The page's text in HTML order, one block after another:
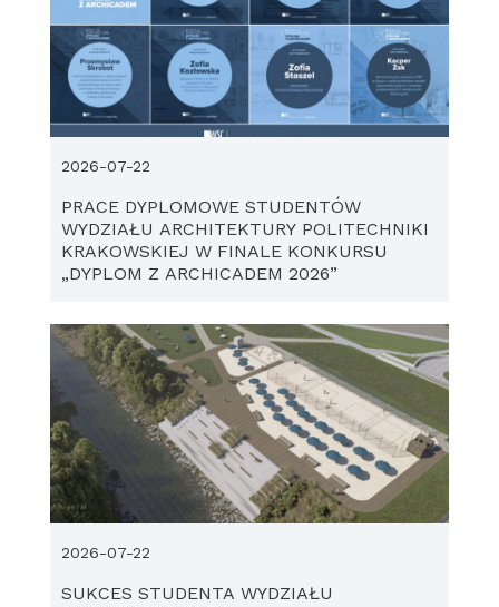
PRACE DYPLOMOWE STUDENTÓW
WYDZIAŁU ARCHITEKTURY POLITECHNIKI
KRAKOWSKIEJ W FINALE KONKURSU
„DYPLOM Z ARCHICADEM 2026”
2026-07-22
SUKCES STUDENTA WYDZIAŁU
2026-07-22